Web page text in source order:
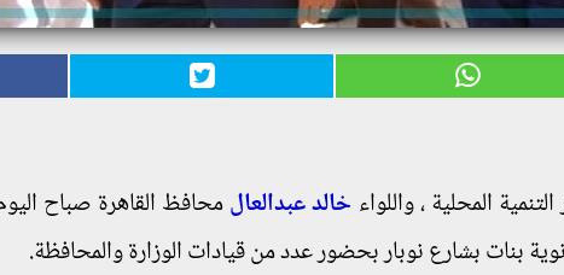
المحلية ، واللواء خالد عبدالعالمحافظ القاهرة صباح
بنات بشارع نوبار بحضور عدد من قيادات الوزارة والمحافظة.